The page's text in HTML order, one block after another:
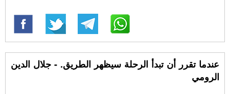
عندما تقرر أن تبدأ الرحلة سيظهر الطريق. - جلال الدين
الرومي